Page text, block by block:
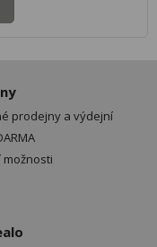
prodejny a výdejní
možnosti